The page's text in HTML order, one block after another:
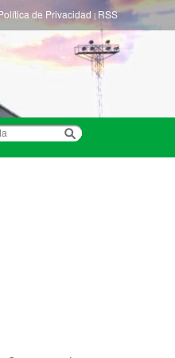
de Privacidad | RSS